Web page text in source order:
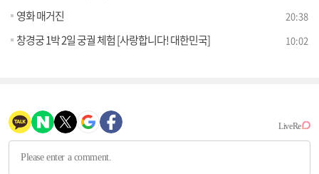
영화 매거진 20:38
창경궁 1박 2일 궁궐 체험 [사랑합니다! 대한민국] 10:02